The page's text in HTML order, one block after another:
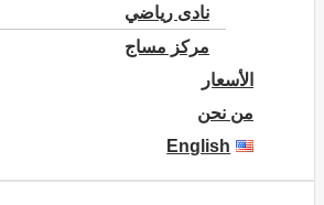
نادى رياضي
مركز مساج
الأسعار
من نحن
English